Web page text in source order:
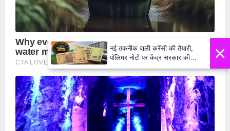
×
नई तकनीक वाली करेंसी की तैयारी,
पॉलिमर नोटों पर केंद्र सरकार की
₹10 और ₹20 के नोट - Daily Lok
Manch PM Modi U